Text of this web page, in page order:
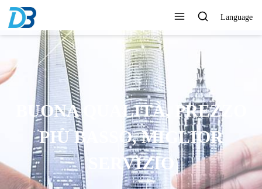
Language
QUALITÀ, PREZZO
PIÙ BASSO, MIGLIOR
SERVIZIO